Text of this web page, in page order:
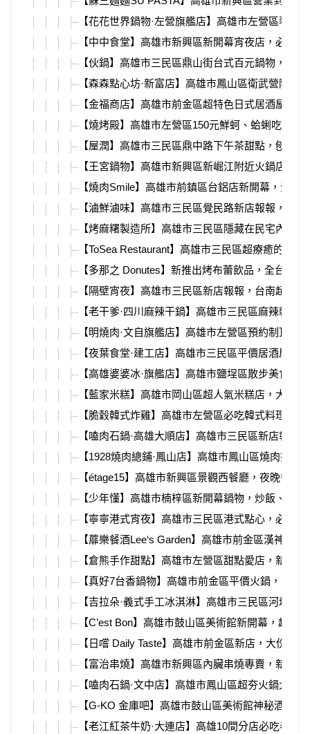
【花花世界鍋物·左營旗艦店】高雄市左營區奢華
【中中食堂】高雄市新興區新開幕宵夜店，必吃
【伙鍋】高雄市三民區鼎山街台式百元鍋物，130
【森森點心坊·新富店】高雄市鳳山區衛武營附近
【金福商店】高雄市前金區超特色日式居酒屋推
【燒烤殿】高雄市左營區150元鮮蚵、蛤蜊吃到飽
【屋潤】高雄市三民區鼎中路下午茶甜點，刨冰
【王宮鍋物】高雄市新興區新崛江附近火鍋店，
【燒肉Smile】高雄市前鎮區台鋁店新開幕，沙拉
【滷鮮滷味】高雄市三民區覺民路新店報報，必
【烤麻糬製造所】高雄市三民區隱藏在民宅內的
【ToSea Restaurant】高雄市三民區超療癒的水
【多那之 Donutes】新推出烤布蕾飲品，全台門市
【隔壁宵夜】高雄市三民區新店報報，台南超紅
【老干爹·四川麻辣干鍋】高雄市三民區麻辣乾鍋
【明燒肉·文自旗艦店】高雄市左營區預約制頂級
【夜葉食堂·建工店】高雄市三民區平價居酒屋推
【高雄婆婆冰·旗艦店】高雄市鹽埕區散步美食，
【藍家米糕】高雄市岡山區超人氣米糕店，大盤
【脆穀韓式炸雞】高雄市左營區必吃韓式料理，
【嗑肉石鍋·高雄大順店】高雄市三民區新店報報
【1928燒肉總鋪·鳳山店】高雄市鳳山區燒肉推薦
【étage15】高雄市新興區景觀西餐廳，夜晚餐酒
【少年懂】高雄市楠梓區新開幕鍋物，炒飯、鍋
【寧寧港式宵夜】高雄市三民區港式點心，必吃
【蘼樂餐酒Lee‘s Garden】高雄市前金區漢神百貨
【倉熊手作甜點】高雄市左營區甜點愛店，新推
【真好7台香鍋物】高雄市前金區平價火鍋，自助
【吉拉朵·義式手工冰淇淋】高雄市三民區河堤社
【C’est Bon】高雄市鼓山區美術館新開幕，超美
【日嚐 Daily Taste】高雄市前金區新店，大份量
【富治串燒】高雄市新興區內臟串燒專賣，新崛
【嗑肉石鍋·文中店】高雄市鳳山區超夯火鍋大肉
【G-KO 金庫吧】高雄市鼓山區美術館神秘酒吧，
【老江紅茶牛奶·大連店】高雄10間分店必吃老店